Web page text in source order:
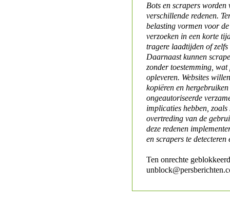
Bots en scrapers worden
verschillende redenen.
belasting vormen voor
verzoeken in een korte
tragere laadtijden of
Daarnaast kunnen
zonder toestemming,
opleveren. Websites
kopiëren en
ongeautoriseerde
implicaties hebben,
overtreding van de
deze redenen
en scrapers te detecteren
Ten onrechte